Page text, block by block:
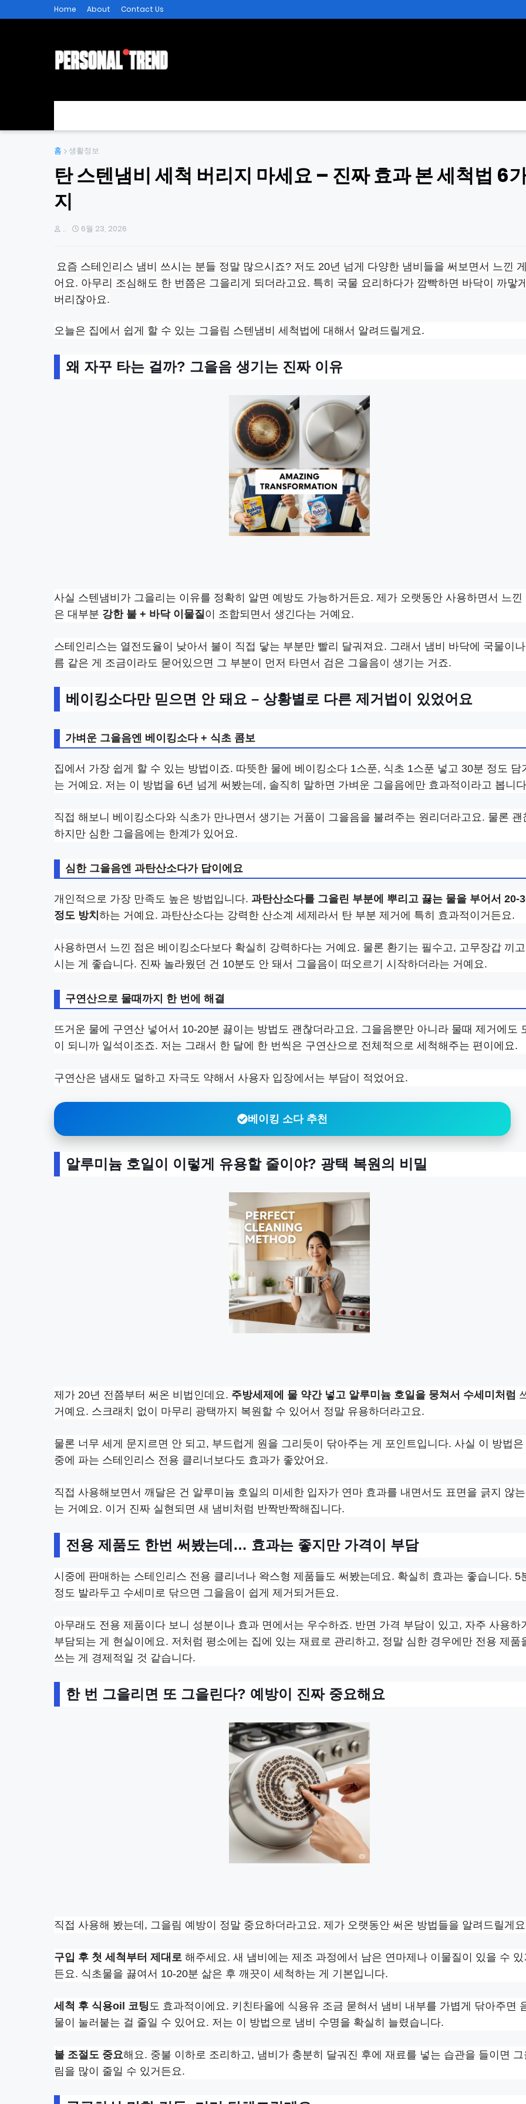
Home About Contact Us
홈 생활정보
탄 스텐냄비 세척 버리지 마세요 – 진짜 효과 본 세척법 6
지
.. 6월 23, 2026
요즘 스테인리스 냄비 쓰시는 분들 정말 많으시죠? 저도 20년 넘게 다양한 냄비들을 써보면서 느낀
어요. 아무리 조심해도 한 번쯤은 그을리게 되더라고요. 특히 국물 요리하다가 깜빡하면 바닥이 까맣
버리잖아요.
오늘은 집에서 쉽게 할 수 있는 그을림 스텐냄비 세척법에 대해서 알려드릴게요.
왜 자꾸 타는 걸까? 그을음 생기는 진짜 이유
사실 스텐냄비가 그을리는 이유를 정확히 알면 예방도 가능하거든요. 제가 오랫동안 사용하면서 느낀
은 대부분 강한 불 + 바닥 이물질이 조합되면서 생긴다는 거예요.
스테인리스는 열전도율이 낮아서 불이 직접 닿는 부분만 빨리 달궈져요. 그래서 냄비 바닥에 국물이
름 같은 게 조금이라도 묻어있으면 그 부분이 먼저 타면서 검은 그을음이 생기는 거죠.
베이킹소다만 믿으면 안 돼요 – 상황별로 다른 제거법이 있었어요
가벼운 그을음엔 베이킹소다 + 식초 콤보
집에서 가장 쉽게 할 수 있는 방법이죠. 따뜻한 물에 베이킹소다 1스푼, 식초 1스푼 넣고 30분 정도 담
는 거예요. 저는 이 방법을 6년 넘게 써봤는데, 솔직히 말하면 가벼운 그을음에만 효과적이라고 봅니
직접 해보니 베이킹소다와 식초가 만나면서 생기는 거품이 그을음을 불려주는 원리더라고요. 물론 괜
하지만 심한 그을음에는 한계가 있어요.
심한 그을음엔 과탄산소다가 답이에요
개인적으로 가장 만족도 높은 방법입니다. 과탄산소다를 그을린 부분에 뿌리고 끓는 물을 부어서 20-
정도 방치 하는 거예요. 과탄산소다는 강력한 산소계 세제라서 탄 부분 제거에 특히 효과적이거든요.
사용하면서 느낀 점은 베이킹소다보다 확실히 강력하다는 거예요. 물론 환기는 필수고, 고무장갑 끼
시는 게 좋습니다. 진짜 놀라웠던 건 10분도 안 돼서 그을음이 떠오르기 시작하더라는 거예요.
구연산으로 물때까지 한 번에 해결
뜨거운 물에 구연산 넣어서 10-20분 끓이는 방법도 괜찮더라고요. 그을음뿐만 아니라 물때 제거에도
이 되니까 일석이조죠. 저는 그래서 한 달에 한 번씩은 구연산으로 전체적으로 세척해주는 편이에요.
구연산은 냄새도 덜하고 자극도 약해서 사용자 입장에서는 부담이 적었어요.
베이킹 소다 추천
알루미늄 호일이 이렇게 유용할 줄이야? 광택 복원의 비밀
제가 20년 전쯤부터 써온 비법인데요. 주방세제에 물 약간 넣고 알루미늄 호일을 뭉쳐서 수세미처럼
거예요. 스크래치 없이 마무리 광택까지 복원할 수 있어서 정말 유용하더라고요.
물론 너무 세게 문지르면 안 되고, 부드럽게 원을 그리듯이 닦아주는 게 포인트입니다. 사실 이 방법은
중에 파는 스테인리스 전용 클리너보다도 효과가 좋았어요.
직접 사용해보면서 깨달은 건 알루미늄 호일의 미세한 입자가 연마 효과를 내면서도 표면을 긁지 않
는 거예요. 이거 진짜 실현되면 새 냄비처럼 반짝반짝해집니다.
전용 제품도 한번 써봤는데… 효과는 좋지만 가격이 부담
시중에 판매하는 스테인리스 전용 클리너나 왁스형 제품들도 써봤는데요. 확실히 효과는 좋습니다. 5
정도 발라두고 수세미로 닦으면 그을음이 쉽게 제거되거든요.
아무래도 전용 제품이다 보니 성분이나 효과 면에서는 우수하죠. 반면 가격 부담이 있고, 자주 사용하
부담되는 게 현실이에요. 저처럼 평소에는 집에 있는 재료로 관리하고, 정말 심한 경우에만 전용 제품
쓰는 게 경제적일 것 같습니다.
한 번 그을리면 또 그을린다? 예방이 진짜 중요해요
직접 사용해 봤는데, 그을림 예방이 정말 중요하더라고요. 제가 오랫동안 써온 방법들을 알려드릴게
구입 후 첫 세척부터 제대로 해주세요. 새 냄비에는 제조 과정에서 남은 연마제나 이물질이 있을 수 있
든요. 식초물을 끓여서 10-20분 삶은 후 깨끗이 세척하는 게 기본입니다.
세척 후 식용oil 코팅도 효과적이에요. 키친타올에 식용유 조금 묻혀서 냄비 내부를 가볍게 닦아주면
물이 눌러붙는 걸 줄일 수 있어요. 저는 이 방법으로 냄비 수명을 확실히 늘렸습니다.
불 조절도 중요해요. 중불 이하로 조리하고, 냄비가 충분히 달궈진 후에 재료를 넣는 습관을 들이면 그
림을 많이 줄일 수 있거든요.